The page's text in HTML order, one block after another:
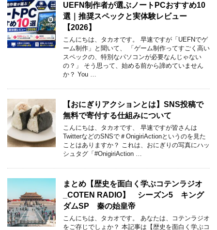
UEFN制作者が選ぶノートPCおすすめ10
選｜推奨スペックと実体験レビュー
【2026】
こんにちは、タカオです。 早速ですが「UEFNでゲ
ーム制作」と聞いて、 「ゲーム制作ってすごく高い
スペックの、特別なパソコンが必要なんじゃない
の？」 そう思って、始める前から諦めていません
か？ You …
【おにぎりアクションとは】SNS投稿で
無料で寄付する仕組みについて
こんにちは、タカオです、 早速ですが皆さんは
TwitterなどのSNSで＃OnigiriActionというのを見た
ことはありますか？ これは、おにぎりの写真にハッ
シュタグ「#OnigiriAction …
まとめ【歴史を面白く学ぶコテンラジオ
_COTEN RADIO】 シーズン5 キング
ダムSP 秦の始皇帝
こんにちは、タカオです。 あなたは、コテンラジオ
をご存じでしょか？ 本記事は【歴史を面白く学ぶコ